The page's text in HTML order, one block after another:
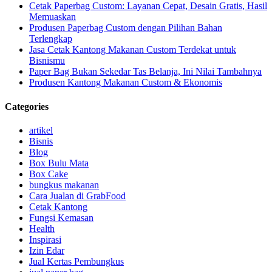
Cetak Paperbag Custom: Layanan Cepat, Desain Gratis, Hasil
Memuaskan
Produsen Paperbag Custom dengan Pilihan Bahan
Terlengkap
Jasa Cetak Kantong Makanan Custom Terdekat untuk
Bisnismu
Paper Bag Bukan Sekedar Tas Belanja, Ini Nilai Tambahnya
Produsen Kantong Makanan Custom & Ekonomis
Categories
artikel
Bisnis
Blog
Box Bulu Mata
Box Cake
bungkus makanan
Cara Jualan di GrabFood
Cetak Kantong
Fungsi Kemasan
Health
Inspirasi
Izin Edar
Jual Kertas Pembungkus